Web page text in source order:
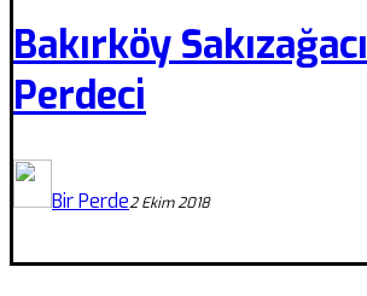
Bakırköy Sakızağacı
Perdeci
Bir Perde2 Ekim 2018